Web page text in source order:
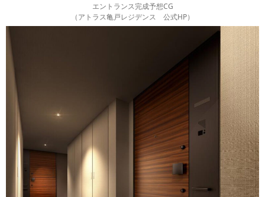
エントランス完成予想CG
（アトラス亀戸レジデンス 公式HP）